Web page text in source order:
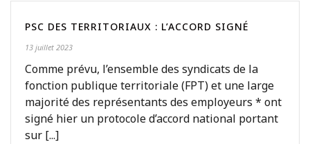
PSC DES TERRITORIAUX : L’ACCORD SIGNÉ
13 juillet 2023
Comme prévu, l’ensemble des syndicats de la
fonction publique territoriale (FPT) et une large
majorité des représentants des employeurs * ont
signé hier un protocole d’accord national portant
sur [...]